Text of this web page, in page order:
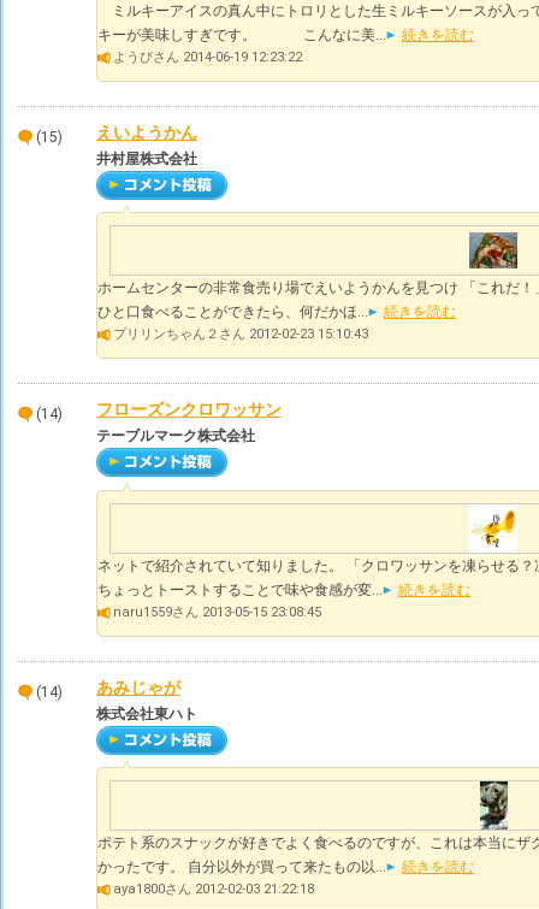
ミルキーアイスの真ん中にトロリとした生ミルキーソースが入
キーが美味しすぎです。 こんなに美...
続きを読む
ようぴさん 2014-06-19 12:23:22
(15) えいようかん
井村屋株式会社
ホームセンターの非常食売り場でえいようかんを見つけ 「これだ
ひと口食べることができたら、何だかほ...
続きを読む
プリリンちゃん２さん 2012-02-23 15:10:43
(14) フローズンクロワッサン
テーブルマーク株式会社
ネットで紹介されていて知りました。 「クロワッサンを凍らせる
ちょっとトーストすることで味や食感が変...
続きを読む
naru1559さん 2013-05-15 23:08:45
(14) あみじゃが
株式会社東ハト
ポテト系のスナックが好きでよく食べるのですが、これは本当に
かったです。 自分以外が買って来たもの以...
続きを読む
aya1800さん 2012-02-03 21:22:18